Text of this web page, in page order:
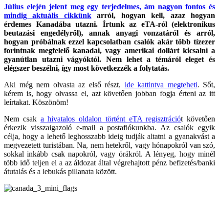
Július elején jelent meg egy terjedelmes, ám nagyon fontos és
mindig aktuális cikkünkarról, hogyan kell, azaz hogyan
érdemes Kanadába utazni. Írtunk az eTA-ról (elektronikus
beutazási engedélyről), annak anyagi vonzatáról és arról,
hogyan próbálnak ezzel kapcsolatban csalók akár több tízezer
forintnak megfelelő kanadai, vagy amerikai dollárt kicsalni a
gyanútlan utazni vágyóktól. Nem lehet a témáról eleget és
elégszer beszélni, így most következzék a folytatás.
Aki még nem olvasta az első részt, ide kattintva megteheti. Sőt,
kérem is, hogy olvassa el, azt követően jobban fogja érteni az itt
leírtakat. Köszönöm!
Nem csak a hivatalos oldalon történt eTA regisztrációt követően
érkezik visszaigazoló e-mail a postafiókunkba. Az csalók egyik
célja, hogy a lehető leghosszabb ideig tudják altatni a gyanakvást a
megvezetett turistában. Na, nem hetekről, vagy hónapokról van szó,
sokkal inkább csak napokról, vagy órákról. A lényeg, hogy minél
több idő teljen el a az áldozat által végrehajtott pénz befizetés/banki
átutalás és a lebukás pillanata között.